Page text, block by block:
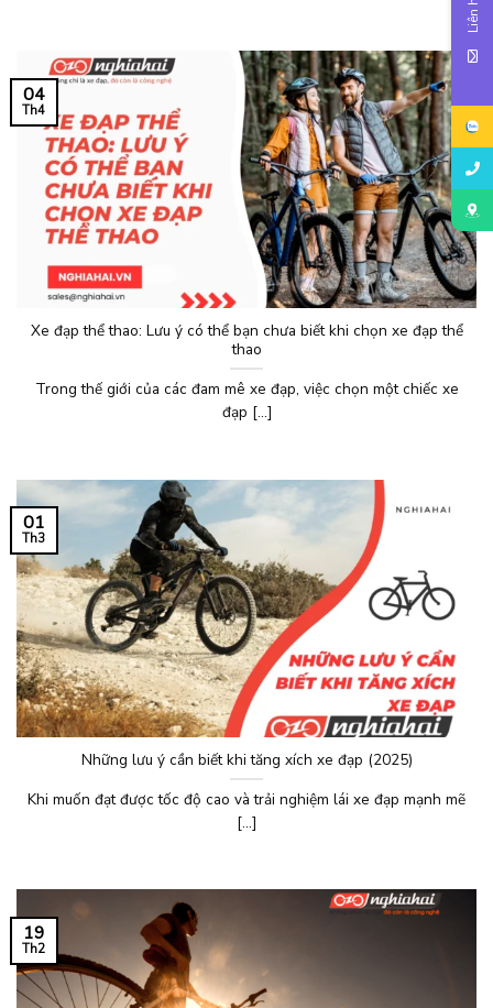
Xe đạp thể thao: Lưu ý có thể bạn chưa biết khi chọn xe đạp thể
thao
Trong thế giới của các đam mê xe đạp, việc chọn một chiếc xe
đạp [...]
04
Th4
Những lưu ý cần biết khi tăng xích xe đạp (2025)
Khi muốn đạt được tốc độ cao và trải nghiệm lái xe đạp mạnh mẽ
[...]
01
Th3
19
Th2
Liên hệ